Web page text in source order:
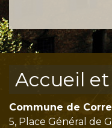
Accueil
Commune de
5, Place Général de